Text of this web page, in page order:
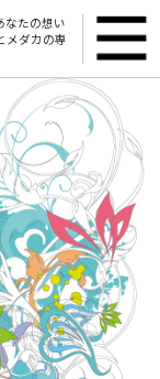
なたの想い
メダカの専